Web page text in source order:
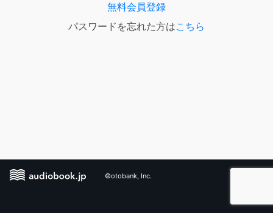
無料会員登録
パスワードを忘れた方はこちら
©otobank, Inc.